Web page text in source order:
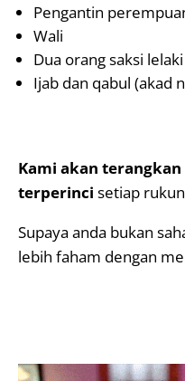
Pengantin
Wali
Dua orang saksi lelaki
Ijab dan qabul (akad
Kami akan
terperinci setiap
Supaya anda bukan
lebih faham dengan